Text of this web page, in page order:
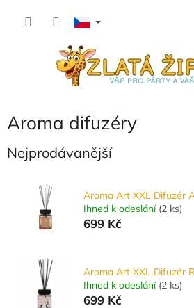
Aroma difuzéry
Nejprodávanější
Aroma Art XXL Difuzér
Ihned k odeslání (2 ks)
699 Kč
Aroma Art XXL Difuzér
Ihned k odeslání (2 ks)
699 Kč